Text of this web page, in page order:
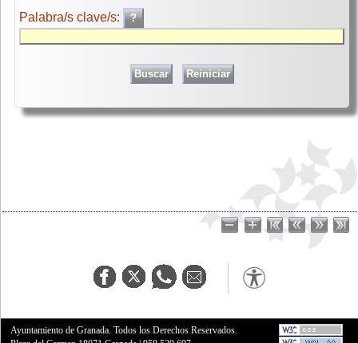
Palabra/s clave/s:
Ayuntamiento de Granada. Todos los Derechos Reservados.